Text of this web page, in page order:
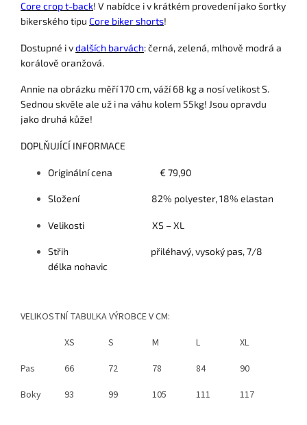
Core crop t-back! V nabídce i v krátkém provedení jako šortky
bikerského tipu Core biker shorts!
Dostupné i vdalších barvách: černá, zelená, mlhově modrá a
korálově oranžová.
Annie na obrázku měří 170 cm, váží 68 kg a nosí velikost S.
Sednou skvěle ale už i na váhu kolem 55kg! Jsou opravdu
jako druhá kůže!
DOPLŇUJÍCÍ INFORMACE
Originální cena € 79,90
Složení 82% polyester, 18% elastan
Velikosti XS – XL
Střih přiléhavý, vysoký pas, 7/8
délka nohavic
VELIKOSTNÍ TABULKA VÝROBCE V CM:
XS
S M L
XL
Pas
66 72 78 84
90
Boky
93 99 105 111 117